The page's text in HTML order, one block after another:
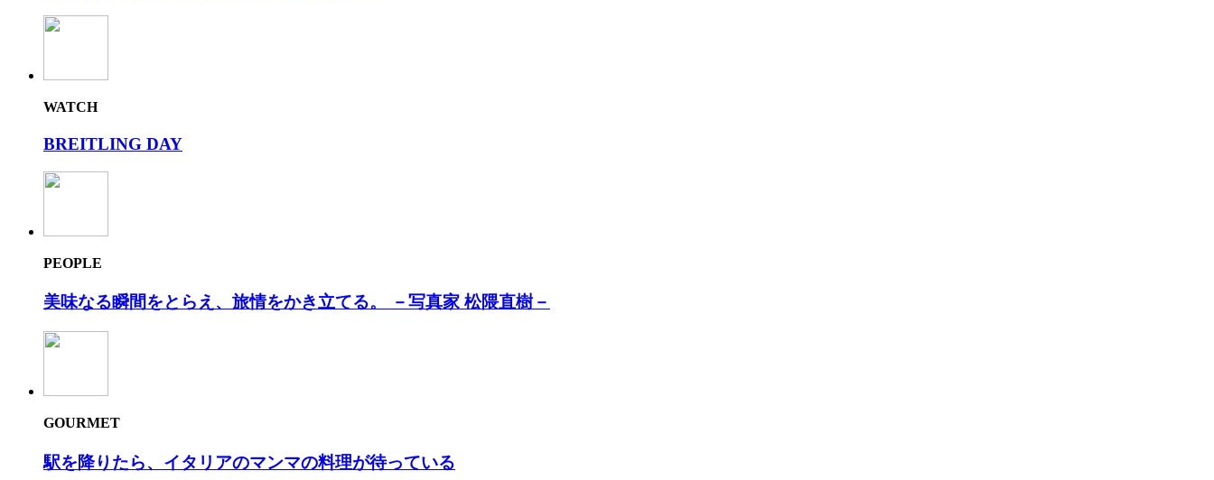
WATCH
BREITLING DAY
PEOPLE
美味なる瞬間をとらえ、旅情をかき⽴てる。 －写真家 松隈直樹－
GOURMET
駅を降りたら、イタリアのマンマの料理が待っている